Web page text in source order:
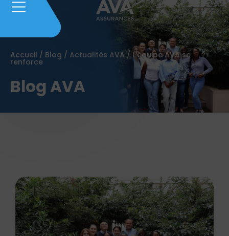
Accueil / Blog / Actualités AVA/L’équipe AVA se
renforce
Blog AVA